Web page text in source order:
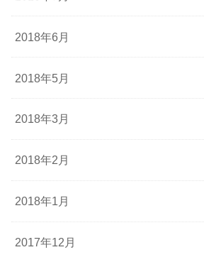
2018年6月
2018年5月
2018年3月
2018年2月
2018年1月
2017年12月